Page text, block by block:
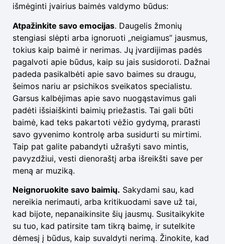
išmėginti įvairius baimės valdymo būdus:
Atpažinkite savo emocijas. Daugelis žmonių
stengiasi slėpti arba ignoruoti „neigiamus” jausmus,
tokius kaip baimė ir nerimas. Jų įvardijimas padės
pagalvoti apie būdus, kaip su jais susidoroti. Dažnai
padeda pasikalbėti apie savo baimes su draugu,
šeimos nariu ar psichikos sveikatos specialistu.
Garsus kalbėjimas apie savo nuogąstavimus gali
padėti išsiaiškinti baimių priežastis. Tai gali būti
baimė, kad teks pakartoti vėžio gydymą, prarasti
savo gyvenimo kontrolę arba susidurti su mirtimi.
Taip pat galite pabandyti užrašyti savo mintis,
pavyzdžiui, vesti dienoraštį arba išreikšti save per
meną ar muziką.
Neignoruokite savo baimių. Sakydami sau, kad
nereikia nerimauti, arba kritikuodami save už tai,
kad bijote, nepanaikinsite šių jausmų. Susitaikykite
su tuo, kad patirsite tam tikrą baimę, ir sutelkite
dėmesį į būdus, kaip suvaldyti nerimą. Žinokite, kad